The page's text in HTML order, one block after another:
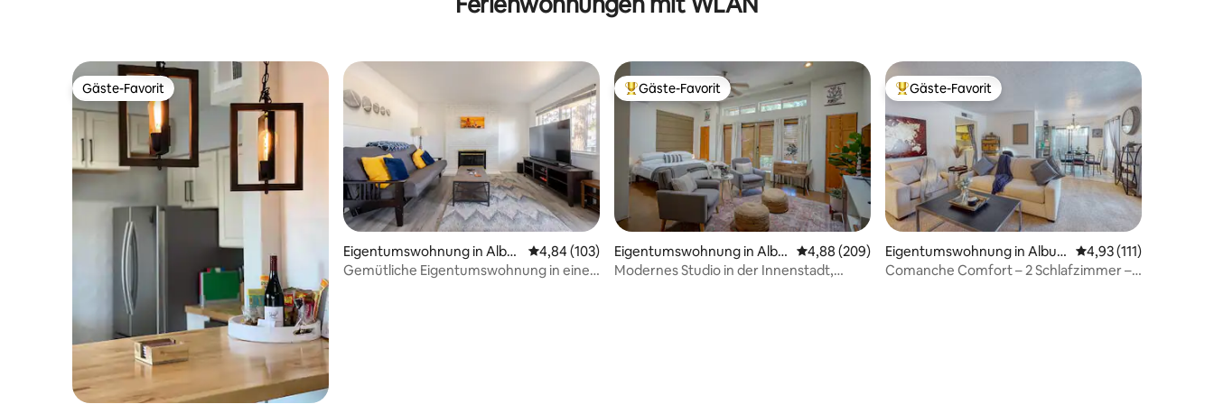
Gäste-Favorit
Gäste-Favorit
Eigentumswohnung in Albu
querque
Durchschnittliche Bewertung: 4,84 von 5, 103 Bewertungen
4,84 (103)
Gemütliche Eigentumswohnung in einer
Beliebter Gäste-Favorit.
Gäste-Favorit
Eigentumswohnung in Albu
querque
Durchschnittliche Bewertung: 4,88 von 5, 209 Bewertungen
4,88 (209)
Modernes Studio in der Innenstadt,
Beliebter Gäste-Favorit.
Gäste-Favorit
Eigentumswohnung in Albuq
uerque
Durchschnittliche
4,93 (111)
Comanche Comfort – 2 Schlafzimmer –